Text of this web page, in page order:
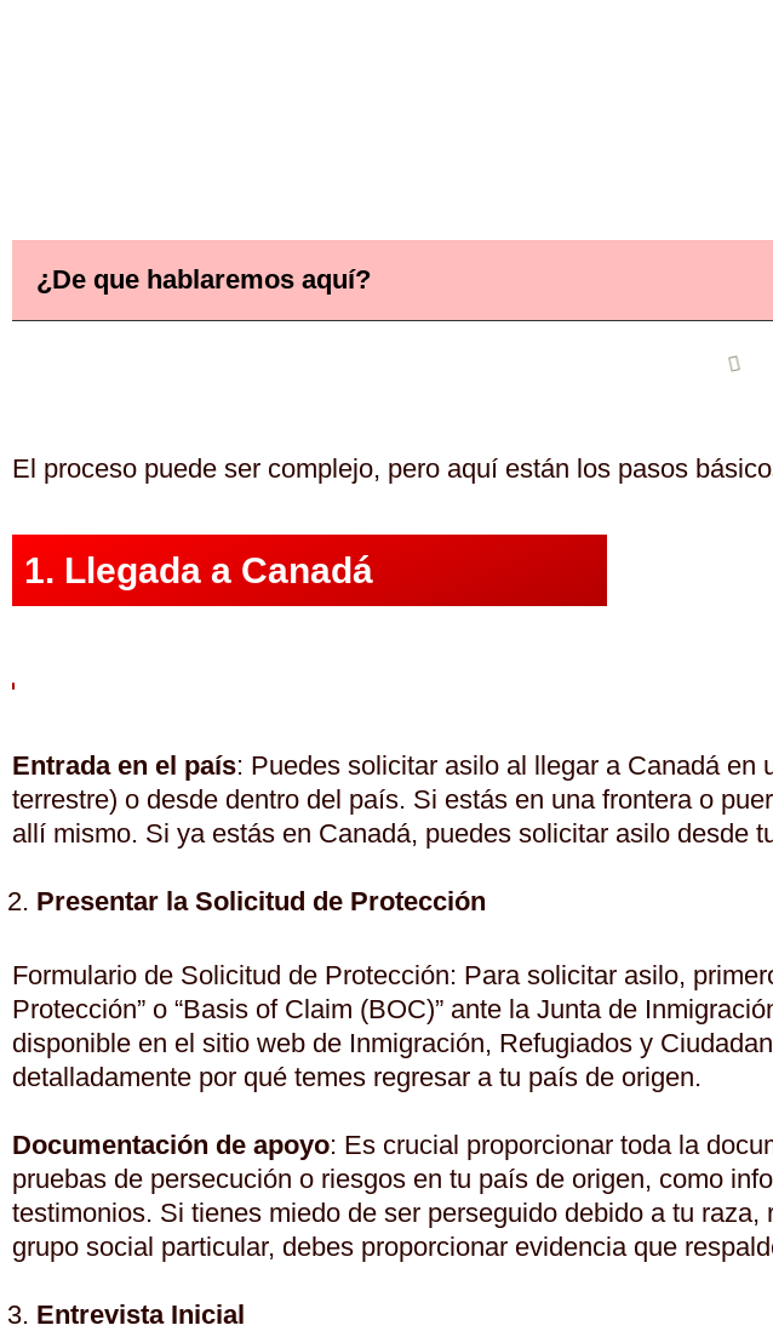
¿De que hablaremos aquí?
El proceso puede ser complejo, pero aquí están los pasos
1. Llegada a Canadá
Entrada en el país: Puedes solicitar asilo al llegar a Canadá en
terrestre) o desde dentro del país. Si estás en una frontera o
allí mismo. Si ya estás en Canadá, puedes solicitar asilo desde
Presentar la Solicitud de Protección
Formulario de Solicitud de Protección: Para solicitar asilo,
Protección” o “Basis of Claim (BOC)” ante la Junta de
disponible en el sitio web de Inmigración, Refugiados y
detalladamente por qué temes regresar a tu país de origen.
Documentación de apoyo: Es crucial proporcionar toda la
pruebas de persecución o riesgos en tu país de origen, como
testimonios. Si tienes miedo de ser perseguido debido a tu
grupo social particular, debes proporcionar evidencia que
Entrevista Inicial